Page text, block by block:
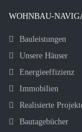
WOHNBAU-
Bauleistungen
Unsere Häuser
Energieeffizienz
Immobilien
Realisierte
Bautagebücher